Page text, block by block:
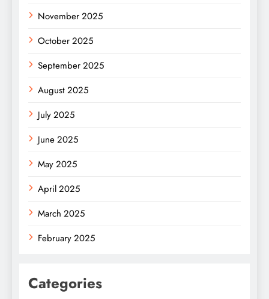
November 2025
October 2025
September 2025
August 2025
July 2025
June 2025
May 2025
April 2025
March 2025
February 2025
Categories